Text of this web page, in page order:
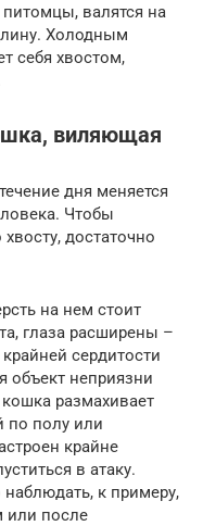
валятся на
Холодным
себя хвостом,
виляющая
дня меняется
Чтобы
достаточно
на нем стоит
глаза расширены –
сердитости
объект неприязни
размахивает
по полу или
крайне
в атаку.
к примеру,
или после